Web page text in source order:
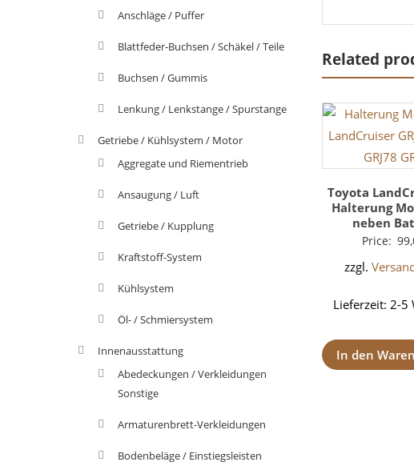
Related
Toyota
Halterung
neben
Price:
zzgl.
Lieferzeit:2-5
In den
Anschläge / Puffer
Blattfeder-Buchsen / Schäkel / Teile
Buchsen / Gummis
Lenkung / Lenkstange / Spurstange
Getriebe / Kühlsystem / Motor
Aggregate und Riementrieb
Ansaugung / Luft
Getriebe / Kupplung
Kraftstoff-System
Kühlsystem
Öl- / Schmiersystem
Innenausstattung
Abedeckungen / Verkleidungen
Sonstige
Armaturenbrett-Verkleidungen
Bodenbeläge / Einstiegsleisten